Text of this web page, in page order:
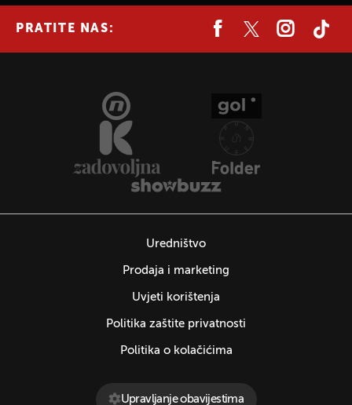
PRATITE NAS:
Uredništvo
Prodaja i marketing
Uvjeti korištenja
Politika zaštite privatnosti
Politika o kolačićima
Upravljanje obavijestima